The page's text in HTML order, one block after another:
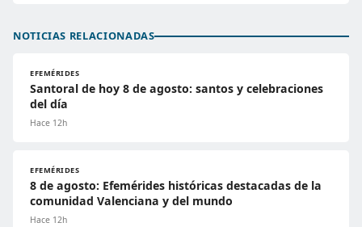
NOTICIAS RELACIONADAS
EFEMÉRIDES
Santoral de hoy 8 de agosto: santos y celebraciones
del día
Hace 12h
EFEMÉRIDES
8 de agosto: Efemérides históricas destacadas de la
comunidad Valenciana y del mundo
Hace 12h